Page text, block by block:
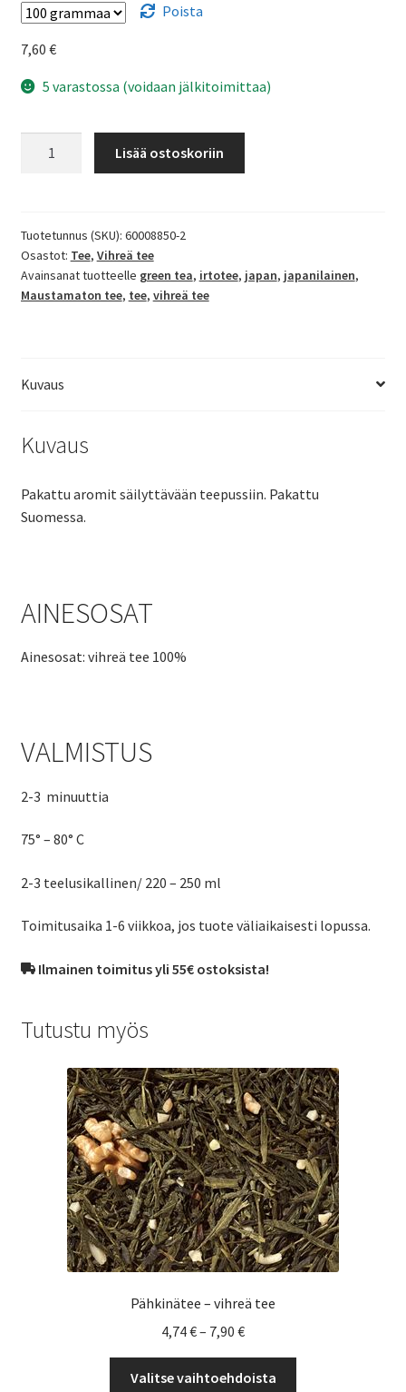
Poista
7,60 €
5 varastossa (voidaan jälkitoimittaa)
määrä
Lisää ostoskoriin
Tuotetunnus (SKU): 60008850-2
Osastot: Tee, Vihreä tee
Avainsanat tuotteelle green tea, irtotee, japan, japanilainen,
Maustamaton tee, tee, vihreä tee
Kuvaus
Kuvaus
Pakattu aromit säilyttävään teepussiin. Pakattu
Suomessa.
AINESOSAT
Ainesosat: vihreä tee 100%
VALMISTUS
2-3 minuuttia
75° – 80° C
2-3 teelusikallinen/ 220 – 250 ml
Toimitusaika 1-6 viikkoa, jos tuote väliaikaisesti lopussa.
Ilmainen toimitus yli 55€ ostoksista!
Tutustu myös
Pähkinätee – vihreä tee
4,74€– 7,90 €Hintaluokka:
4,74 €
-
Valitse vaihtoehdoista